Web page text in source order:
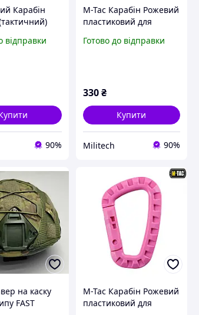
Карабін
відправки
90%
M-Tac Карабін Рожевий
пластиковий для
Готово до відправки
330₴
Купити
Militech 90%
на каску
FAST
M-Tac Карабін Рожевий
пластиковий для